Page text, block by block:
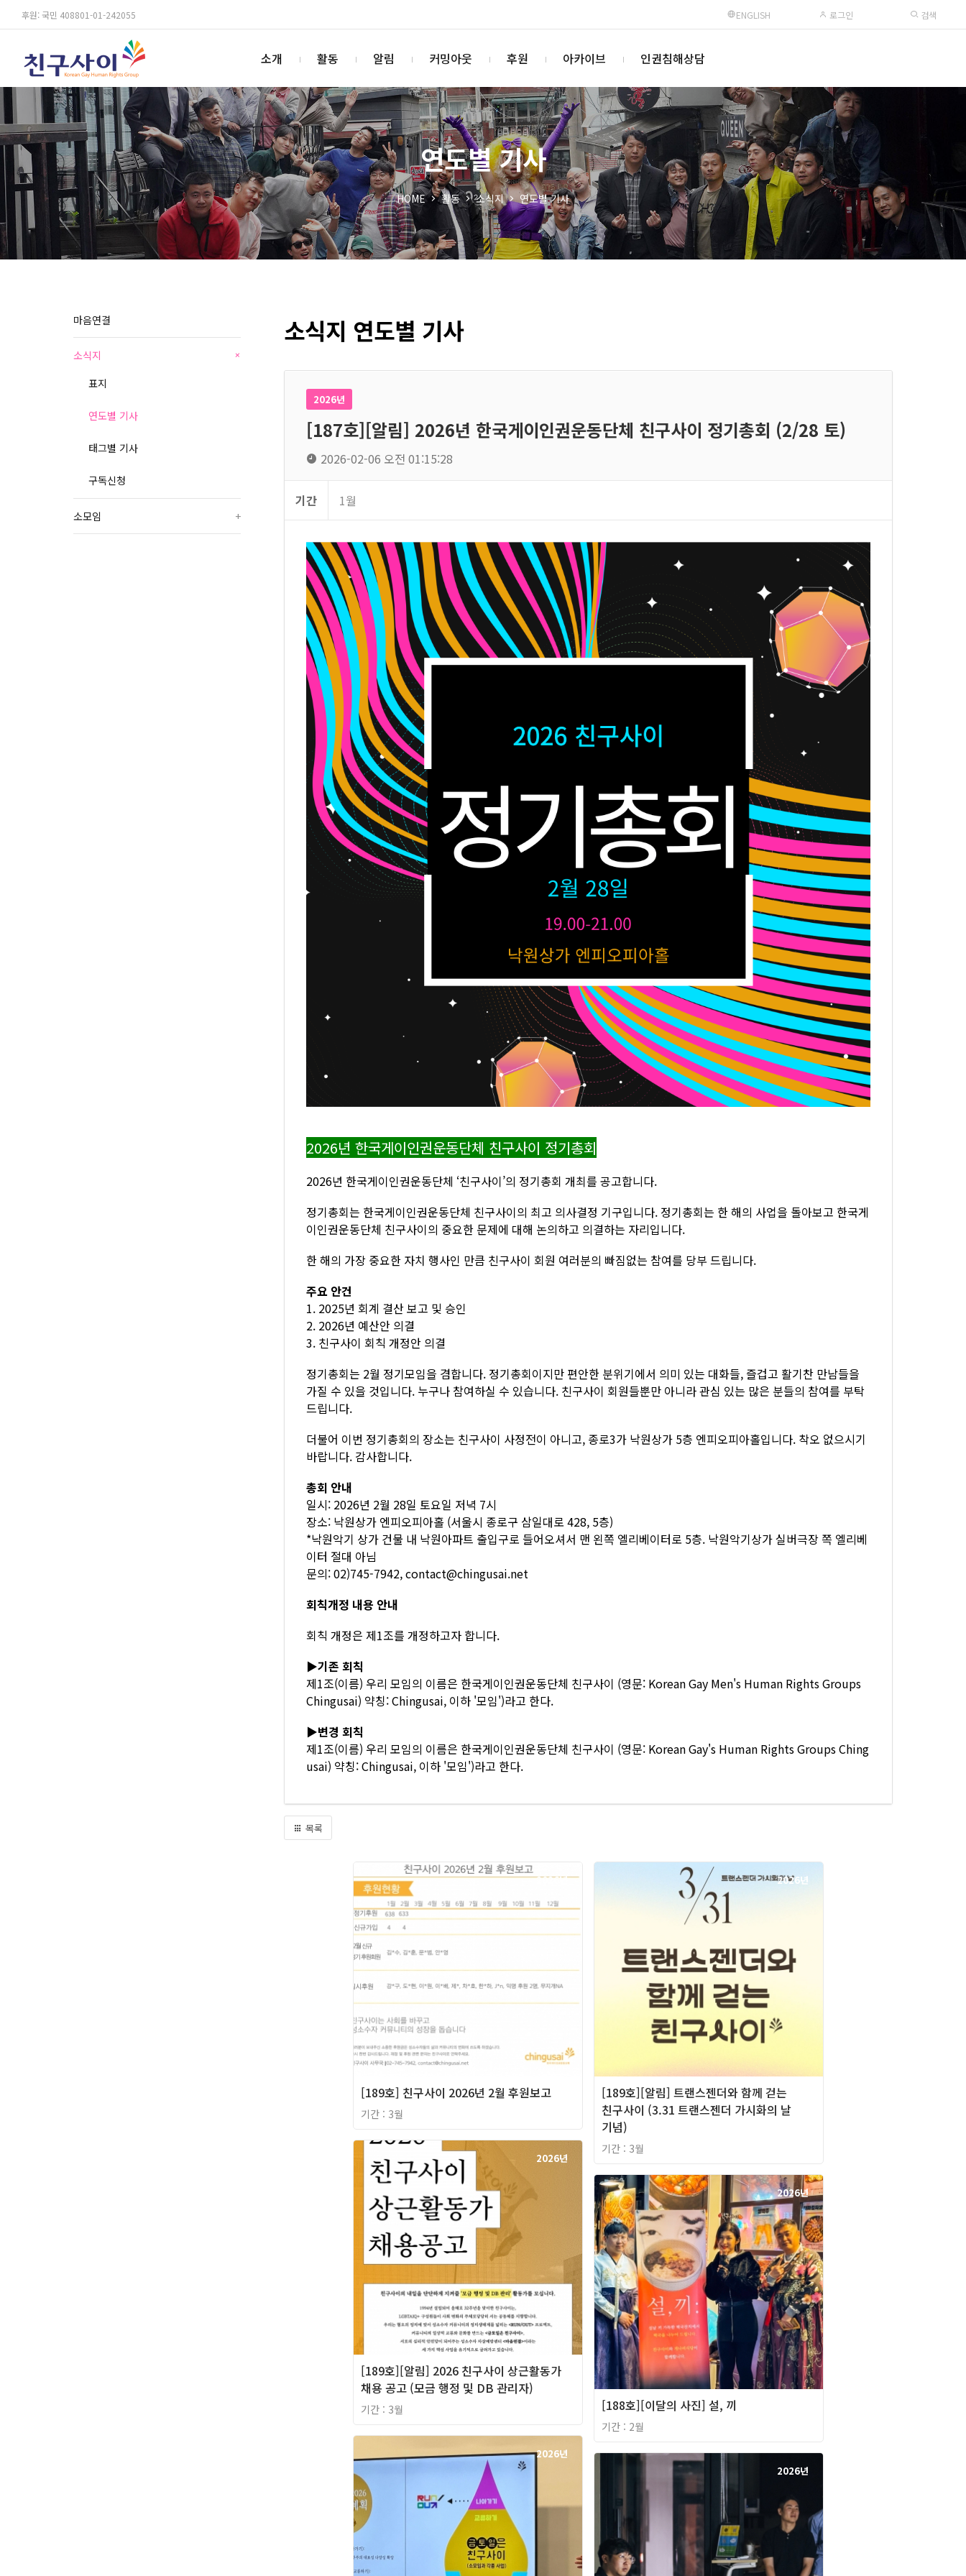
후원: 국민 408801-01-242055 ENGLISH 로그인 검색
소개 활동 알림 커밍아웃 후원 아카이브 인권침해상담
연도별 기사
HOME 활동 소식지 연도별 기사
마음연결
소식지 +
표지
연도별 기사
태그별 기사
구독신청
소모임 +
소식지 연도별 기사
2026년
[187호][알림] 2026년 한국게이인권운동단체 친구사이 정기총회 (2/28 토)
2026-02-06 오전 01:15:28
기간 1월
2026년 한국게이인권운동단체 친구사이 정기총회
2026년 한국게이인권운동단체 ‘친구사이’의 정기총회 개최를 공고합니다.
정기총회는 한국게이인권운동단체 친구사이의 최고 의사결정 기구입니다. 정기총회는 한 해의 사업을 돌아보고 한국게
이인권운동단체 친구사이의 중요한 문제에 대해 논의하고 의결하는 자리입니다.
한 해의 가장 중요한 자치 행사인 만큼 친구사이 회원 여러분의 빠짐없는 참여를 당부 드립니다.
주요 안건
1. 2025년 회계 결산 보고 및 승인
2. 2026년 예산안 의결
3. 친구사이 회칙 개정안 의결
정기총회는 2월 정기모임을 겸합니다. 정기총회이지만 편안한 분위기에서 의미 있는 대화들, 즐겁고 활기찬 만남들을
가질 수 있을 것입니다. 누구나 참여하실 수 있습니다. 친구사이 회원들뿐만 아니라 관심 있는 많은 분들의 참여를 부탁
드립니다.
더불어 이번 정기총회의 장소는 친구사이 사정전이 아니고, 종로3가 낙원상가 5층 엔피오피아홀입니다. 착오 없으시기
바랍니다. 감사합니다.
총회 안내
일시: 2026년 2월 28일 토요일 저녁 7시
장소: 낙원상가 엔피오피아홀 (서울시 종로구 삼일대로 428, 5층)
*낙원악기 상가 건물 내 낙원아파트 출입구로 들어오셔서 맨 왼쪽 엘리베이터로 5층. 낙원악기상가 실버극장 쪽 엘리베
이터 절대 아님
문의: 02)745-7942, contact@chingusai.net
회칙개정 내용 안내
회칙 개정은 제1조를 개정하고자 합니다.
▶기존 회칙
제1조(이름) 우리 모임의 이름은 한국게이인권운동단체 친구사이 (영문: Korean Gay Men's Human Rights Groups
Chingusai) 약칭: Chingusai, 이하 '모임')라고 한다.
▶변경 회칙
제1조(이름) 우리 모임의 이름은 한국게이인권운동단체 친구사이 (영문: Korean Gay's Human Rights Groups Ching
usai) 약칭: Chingusai, 이하 '모임')라고 한다.
목록
2026년
[189호] 친구사이 2026년 2월 후원보고
기간 : 3월
2026년
[189호][알림] 트랜스젠더와 함께 걷는
친구사이 (3.31 트랜스젠더 가시화의 날
기념)
기간 : 3월
2026년
[189호][알림] 2026 친구사이 상근활동가
채용 공고 (모금 행정 및 DB 관리자)
기간 : 3월
2026년
[188호][이달의 사진] 설, 끼
기간 : 2월
2026년
2026년